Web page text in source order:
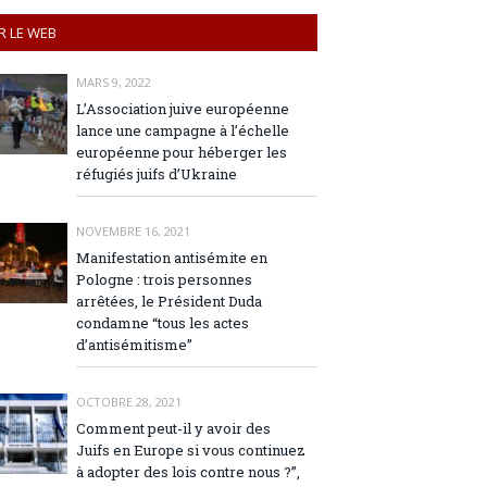
LE WEB
MARS 9, 2022
L’Association juive européenne
lance une campagne à l’échelle
européenne pour héberger les
réfugiés juifs d’Ukraine
NOVEMBRE 16, 2021
Manifestation antisémite en
Pologne : trois personnes
arrêtées, le Président Duda
condamne “tous les actes
d’antisémitisme”
OCTOBRE 28, 2021
Comment peut-il y avoir des
Juifs en Europe si vous continuez
à adopter des lois contre nous ?”,